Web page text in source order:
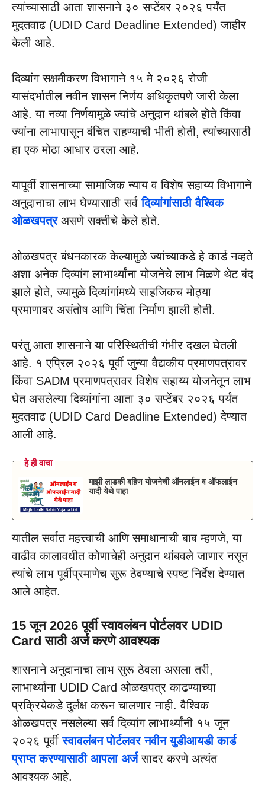
त्यांच्यासाठी आता शासनाने ३० सप्टेंबर २०२६ पर्यंत
मुदतवाढ (UDID Card Deadline Extended) जाहीर
केली आहे.
दिव्यांग सक्षमीकरण विभागाने १५ मे २०२६ रोजी
यासंदर्भातील नवीन शासन निर्णय अधिकृतपणे जारी केला
आहे. या नव्या निर्णयामुळे ज्यांचे अनुदान थांबले होते किंवा
ज्यांना लाभापासून वंचित राहण्याची भीती होती, त्यांच्यासाठी
हा एक मोठा आधार ठरला आहे.
यापूर्वी शासनाच्या सामाजिक न्याय व विशेष सहाय्य विभागाने
अनुदानाचा लाभ घेण्यासाठी सर्वदिव्यांगांसाठी वैश्विक
ओळखपत्रअसणे सक्तीचे केले होते.
ओळखपत्र बंधनकारक केल्यामुळे ज्यांच्याकडे हे कार्ड नव्हते
अशा अनेक दिव्यांग लाभार्थ्यांना योजनेचे लाभ मिळणे थेट बंद
झाले होते, ज्यामुळे दिव्यांगांमध्ये साहजिकच मोठ्या
प्रमाणावर असंतोष आणि चिंता निर्माण झाली होती.
परंतु आता शासनाने या परिस्थितीची गंभीर दखल घेतली
आहे. १ एप्रिल २०२६ पूर्वी जुन्या वैद्यकीय प्रमाणपत्रावर
किंवा SADM प्रमाणपत्रावर विशेष सहाय्य योजनेतून लाभ
घेत असलेल्या दिव्यांगांना आता ३० सप्टेंबर २०२६ पर्यंत
मुदतवाढ (UDID Card Deadline Extended) देण्यात
आली आहे.
हे ही वाचा
माझी लाडकी बहिण योजनेची ऑनलाईन व ऑफलाईन
यादी येथे पाहा
यातील सर्वात महत्त्वाची आणि समाधानाची बाब म्हणजे, या
वाढीव कालावधीत कोणाचेही अनुदान थांबवले जाणार नसून
त्यांचे लाभ पूर्वीप्रमाणेच सुरू ठेवण्याचे स्पष्ट निर्देश देण्यात
आले आहेत.
15 जून 2026 पूर्वीस्वावलंबनपोर्टलवर UDID
Card साठी अर्ज करणे आवश्यक
शासनाने अनुदानाचा लाभ सुरू ठेवला असला तरी,
लाभार्थ्यांना UDID Card ओळखपत्र काढण्याच्या
प्रक्रियेकडे दुर्लक्ष करून चालणार नाही. वैश्विक
ओळखपत्र नसलेल्या सर्व दिव्यांग लाभार्थ्यांनी १५ जून
२०२६ पूर्वीस्वावलंबन पोर्टलवर नवीन युडीआयडी कार्ड
प्राप्त करण्यासाठी आपला अर्जसादर करणे अत्यंत
आवश्यक आहे.